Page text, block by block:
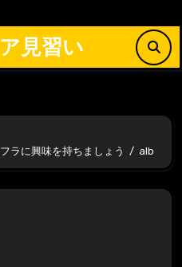
見習い
ラに興味を持ちましょう
alb